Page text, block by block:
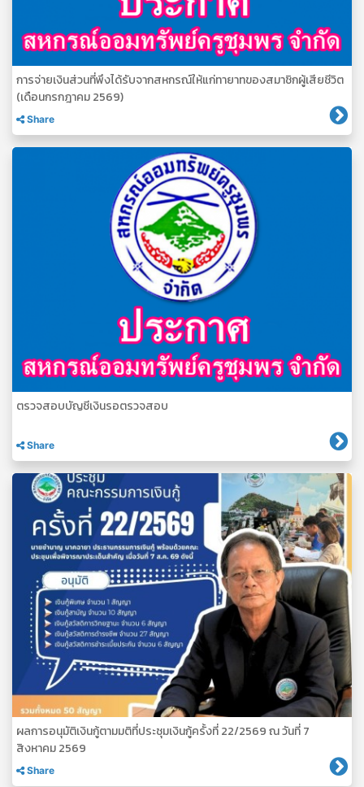
การจ่ายเงินส่วนที่พึงได้รับจากสหกรณ์ให้แก่ทายาทของสมาชิกผู้เสียชีวิต
(เดือนกรกฎาคม 2569)
Share
ตรวจสอบบัญชีเงินรอตรวจสอบ
Share
ผลการอนุมัติเงินกู้ตามมติที่ประชุมเงินกู้ครั้งที่ 22/2569 ณ วันที่ 7
สิงหาคม 2569
Share